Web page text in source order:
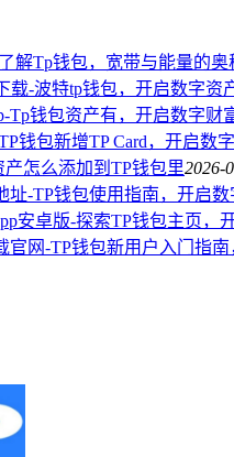
解Tp钱包，宽带与能量的奥
载-波特tp钱包，开启数字资
Tp钱包资产有，开启数字财
钱包新增TP Card，开启数
产怎么添加到TP钱包里2026-
址-TP钱包使用指南，开启
安卓版-探索TP钱包主页，
官网-TP钱包新用户入门指